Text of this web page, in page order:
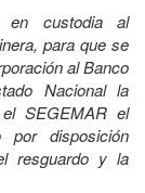
en custodia al
para que se
al Banco
Nacional la
SEGEMAR el
por disposición
resguardo y la